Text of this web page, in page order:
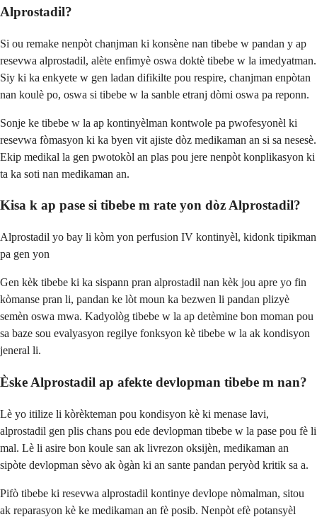
Alprostadil?
Si ou remake nenpòt chanjman ki konsène nan tibebe w pandan y ap
resevwa alprostadil, alète enfimyè oswa doktè tibebe w la imedyatman.
Siy ki ka enkyete w gen ladan difikilte pou respire, chanjman enpòtan
nan koulè po, oswa si tibebe w la sanble etranj dòmi oswa pa reponn.
Sonje ke tibebe w la ap kontinyèlman kontwole pa pwofesyonèl ki
resevwa fòmasyon ki ka byen vit ajiste dòz medikaman an si sa nesesè.
Ekip medikal la gen pwotokòl an plas pou jere nenpòt konplikasyon ki
ta ka soti nan medikaman an.
Kisa k ap pase si tibebe m rate yon dòz Alprostadil?
Alprostadil yo bay li kòm yon perfusion IV kontinyèl, kidonk tipikman
pa gen yon
Gen kèk tibebe ki ka sispann pran alprostadil nan kèk jou apre yo fin
kòmanse pran li, pandan ke lòt moun ka bezwen li pandan plizyè
semèn oswa mwa. Kadyològ tibebe w la ap detèmine bon moman pou
sa baze sou evalyasyon regilye fonksyon kè tibebe w la ak kondisyon
jeneral li.
Èske Alprostadil ap afekte devlopman tibebe m nan?
Lè yo itilize li kòrèkteman pou kondisyon kè ki menase lavi,
alprostadil gen plis chans pou ede devlopman tibebe w la pase pou fè li
mal. Lè li asire bon koule san ak livrezon oksijèn, medikaman an
sipòte devlopman sèvo ak ògàn ki an sante pandan peryòd kritik sa a.
Pifò tibebe ki resevwa alprostadil kontinye devlope nòmalman, sitou
ak reparasyon kè ke medikaman an fè posib. Nenpòt efè potansyèl